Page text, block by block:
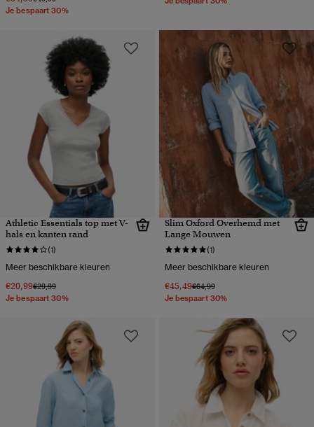
Je bespaart 30%
Athletic Essentials top met V-
hals en kanten rand
(1)
Meer beschikbare kleuren
€20,99Prijs verlaagd van
€29,99naar
Je bespaart 30%
Slim Oxford Overhemd met
Lange Mouwen
(1)
Meer beschikbare kleuren
€45,49Prijs verlaagd van
€64,99naar
Je bespaart 30%